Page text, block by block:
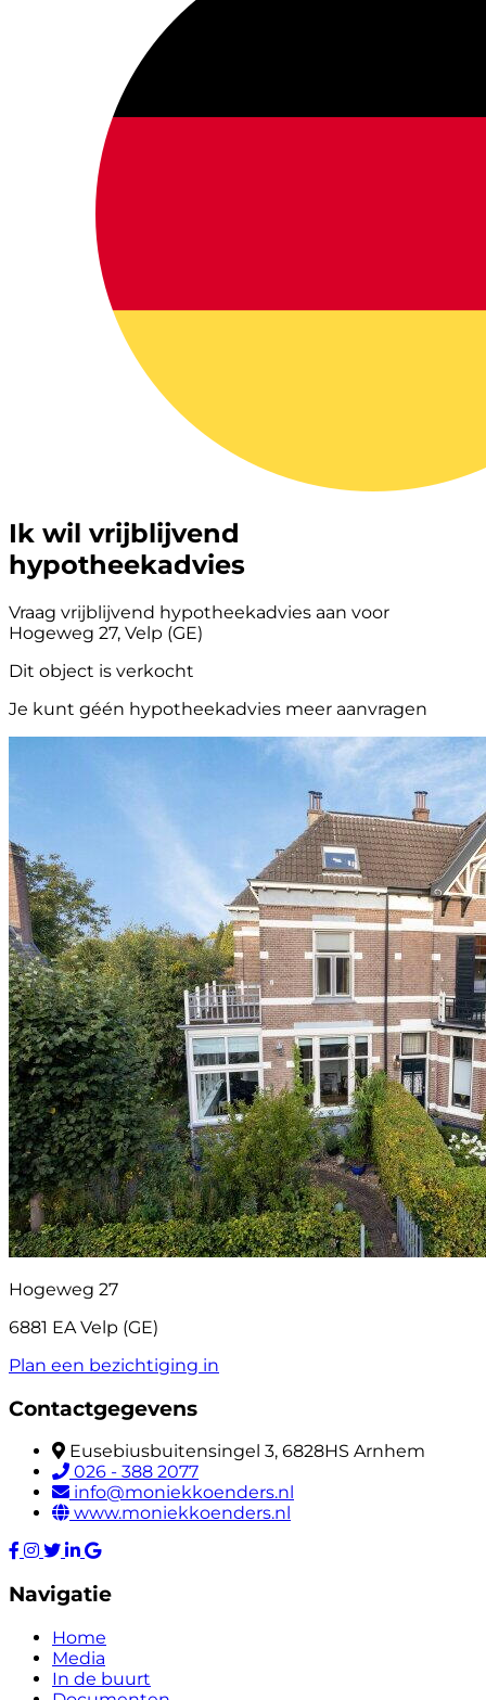
Ik wil vrijblijvend
hypotheekadvies
Vraag vrijblijvend hypotheekadvies aan voor
Hogeweg 27, Velp (GE)
Dit object is verkocht
Je kunt géén hypotheekadvies meer aanvragen
Hogeweg 27
6881 EA Velp (GE)
Plan een bezichtiging in
Contactgegevens
Eusebiusbuitensingel 3, 6828HS Arnhem
026 - 388 2077
info@moniekkoenders.nl
www.moniekkoenders.nl
Navigatie
Home
Media
In de buurt